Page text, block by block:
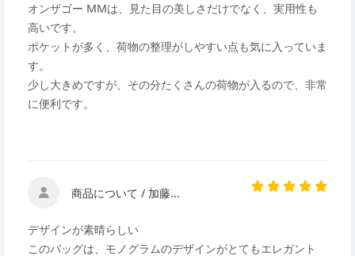
オンザゴー MMは、見た目の美しさだけでなく、実用性も
高いです。
ポケットが多く、荷物の整理がしやすい点も気に入っていま
す。
少し大きめですが、その分たくさんの荷物が入るので、非常
に便利です。
商品について / 加藤...
デザインが素晴らしい
このバッグは、モノグラムのデザインがとてもエレガント